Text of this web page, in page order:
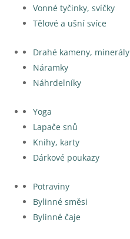
Vonné tyčinky, svíčky
Tělové a ušní svíce
Drahé kameny, minerály
Náramky
Náhrdelníky
Yoga
Lapače snů
Knihy, karty
Dárkové poukazy
Potraviny
Bylinné směsi
Bylinné čaje